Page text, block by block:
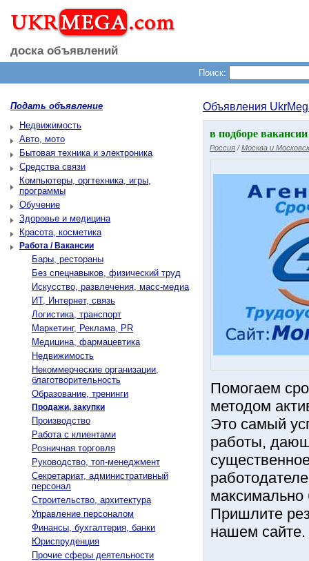
доска объявлений
Поиск:
Подать объявление
Недвижимость
Авто, мото
Бытовая техника и электроника
Средства связи
Компьютеры, оргтехника, игры,
программы
Обучение
Здоровье и медицина
Красота, косметика
Работа / Вакансии
Бары, рестораны
Без спецнавыков, физический труд
Искусство, развлечения, масс-медиа
ИТ, Интернет, связь
Логистика, транспорт
Маркетинг, Реклама, PR
Медицина, фармацевтика
Недвижимость
Некоммерческие организации,
благотворительность
Образование, тренинги
Продажи, закупки
Производство
Работа с клиентами
Розничная торговля
Руководство, топ-менеджмент
Секретариат, административный
персонал
Строительство, архитектура
Управление персоналом
Финансы, бухгалтерия, банки
Юриспруденция
Прочие сферы деятельности
Объявления
в подборе
Россия /Москва и
Помогаем
методом
Это самый
работы,
максимально
Пришлите
нашем сайте.